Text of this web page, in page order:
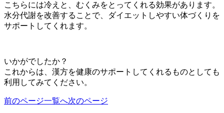
こちらには冷えと、むくみをとってくれる効果があります。
水分代謝を改善することで、ダイエットしやすい体づくりを
サポートしてくれます。
いかがでしたか？
これからは、漢方を健康のサポートしてくれるものとしても
利用してみてください。
前のページ一覧へ次のページ